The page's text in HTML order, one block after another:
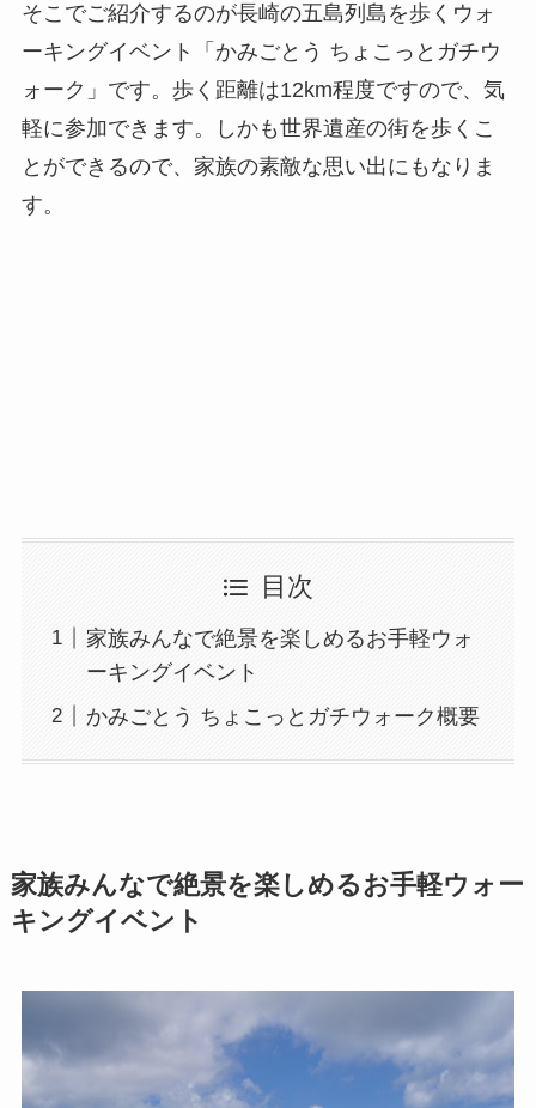
そこでご紹介するのが長崎の五島列島を歩くウォ
ーキングイベント「かみごとう ちょこっとガチウ
ォーク」です。歩く距離は12km程度ですので、気
軽に参加できます。しかも世界遺産の街を歩くこ
とができるので、家族の素敵な思い出にもなりま
す。
目次
家族みんなで絶景を楽しめるお手軽ウォ
ーキングイベント
かみごとう ちょこっとガチウォーク概要
家族みんなで絶景を楽しめるお手軽ウォー
キングイベント